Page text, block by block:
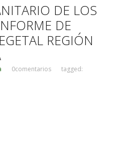
DE LOS
DE
REGIÓN
0comentarios tagged: